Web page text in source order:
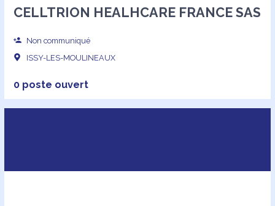
CELLTRION HEALHCARE FRANCE SAS
Non communiqué
ISSY-LES-MOULINEAUX
0 poste ouvert